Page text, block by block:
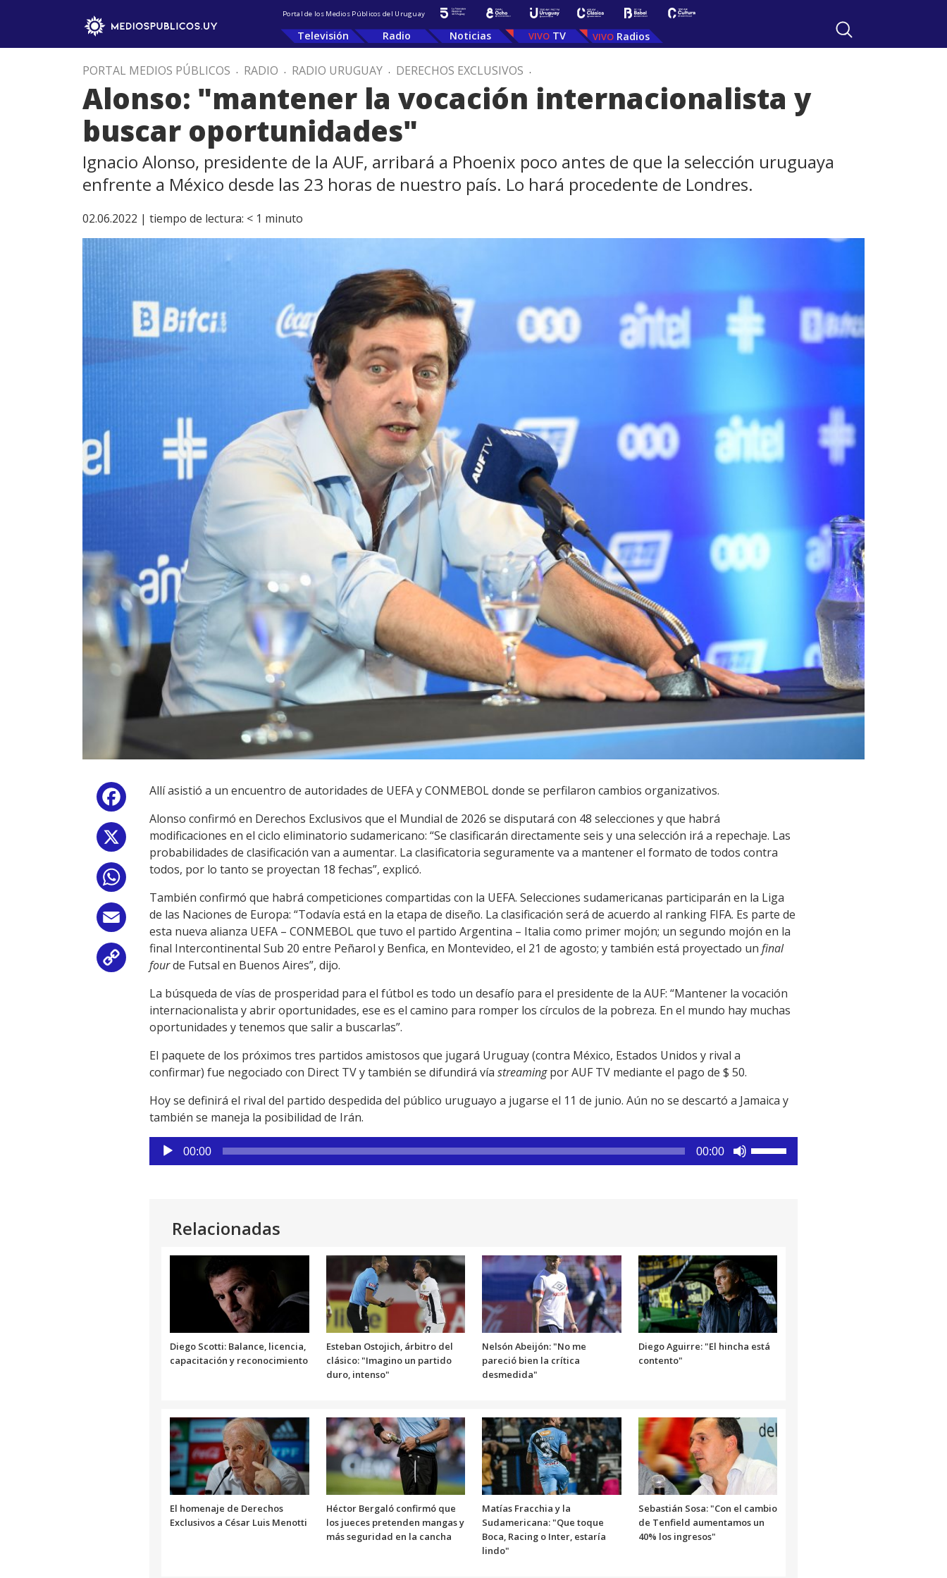
Portal de los Medios Públicos del Uruguay
Televisión Radio Noticias TV Radios
PORTAL MEDIOS PÚBLICOS . RADIO . RADIO URUGUAY . DERECHOS EXCLUSIVOS .
Alonso: "mantener la vocación internacionalista y
buscar oportunidades"
Ignacio Alonso, presidente de la AUF, arribará a Phoenix poco antes de que la selección uruguaya
enfrente a México desde las 23 horas de nuestro país. Lo hará procedente de Londres.
02.06.2022 | tiempo de lectura: < 1 minuto
Facebook
WhatsApp
Email
Copy
Link
Allí asistió a un encuentro de autoridades de UEFA y CONMEBOL donde se perfilaron cambios organizativos.
Alonso confirmó en Derechos Exclusivos que el Mundial de 2026 se disputará con 48 selecciones y que habrá
modificaciones en el ciclo eliminatorio sudamericano: “Se clasificarán directamente seis y una selección irá a repechaje. Las
probabilidades de clasificación van a aumentar. La clasificatoria seguramente va a mantener el formato de todos contra
todos, por lo tanto se proyectan 18 fechas”, explicó.
También confirmó que habrá competiciones compartidas con la UEFA. Selecciones sudamericanas participarán en la Liga
de las Naciones de Europa: “Todavía está en la etapa de diseño. La clasificación será de acuerdo al ranking FIFA. Es parte de
esta nueva alianza UEFA – CONMEBOL que tuvo el partido Argentina – Italia como primer mojón; un segundo mojón en la
final Intercontinental Sub 20 entre Peñarol y Benfica, en Montevideo, el 21 de agosto; y también está proyectado un final
fourde Futsal en Buenos Aires”, dijo.
La búsqueda de vías de prosperidad para el fútbol es todo un desafío para el presidente de la AUF: “Mantener la vocación
internacionalista y abrir oportunidades, ese es el camino para romper los círculos de la pobreza. En el mundo hay muchas
oportunidades y tenemos que salir a buscarlas”.
El paquete de los próximos tres partidos amistosos que jugará Uruguay (contra México, Estados Unidos y rival a
confirmar) fue negociado con Direct TV y también se difundirá vía streamingpor AUF TV mediante el pago de $ 50.
Hoy se definirá el rival del partido despedida del público uruguayo a jugarse el 11 de junio. Aún no se descartó a Jamaica y
también se maneja la posibilidad de Irán.
Reproductor
de
00:00 00:00
o
disminuir
el
volumen.
Relacionadas
Diego Scotti: Balance, licencia,
capacitación y reconocimiento
Esteban Ostojich, árbitro del
clásico: "Imagino un partido
duro, intenso"
Nelsón Abeijón: "No me
pareció bien la crítica
desmedida"
Diego Aguirre: "El hincha está
contento"
El homenaje de Derechos
Exclusivos a César Luis Menotti
Héctor Bergaló confirmó que
los jueces pretenden mangas y
más seguridad en la cancha
Matías Fracchia y la
Sudamericana: "Que toque
Boca, Racing o Inter, estaría
lindo"
Sebastián Sosa: "Con el cambio
de Tenfield aumentamos un
40% los ingresos"